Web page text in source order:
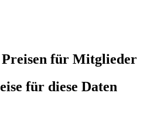
für Mitglieder
für diese Daten